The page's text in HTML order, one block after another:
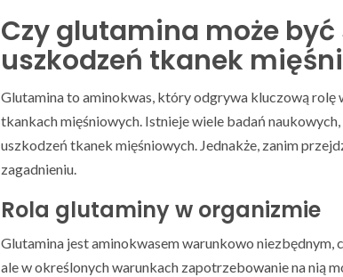
Czy glutamina może
uszkodzeń tkanek
Glutamina to aminokwas, który odgrywa kluczową rolę
tkankach mięśniowych. Istnieje wiele badań
uszkodzeń tkanek mięśniowych. Jednakże, zanim
zagadnieniu.
Rola glutaminy w organizmie
Glutamina jest aminokwasem warunkowo niezbędnym,
ale w określonych warunkach zapotrzebowanie na nią